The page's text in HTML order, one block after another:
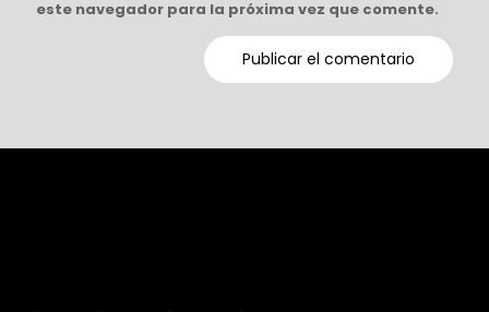
este navegador para la próxima vez que comente.